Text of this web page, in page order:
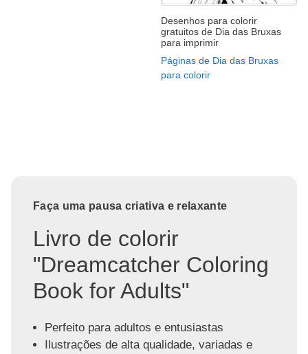
Desenhos para colorir
gratuitos de Dia das Bruxas
para imprimir
Páginas de Dia das Bruxas
para colorir
Faça uma pausa criativa e relaxante
Livro de colorir
"Dreamcatcher Coloring
Book for Adults"
Perfeito para adultos e entusiastas
Ilustrações de alta qualidade, variadas e